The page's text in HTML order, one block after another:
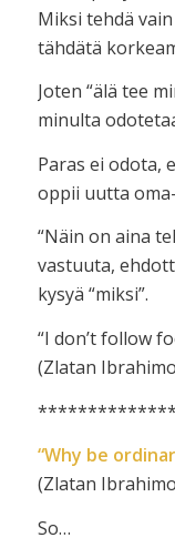
Miksi tehdä
tähdätä
Joten “älä tee
minulta
Paras ei odota,
oppii uutta
“Näin on aina
vastuuta,
kysyä “miksi”.
“I don’t follow
(Zlatan
“Why be
(Zlatan
So…